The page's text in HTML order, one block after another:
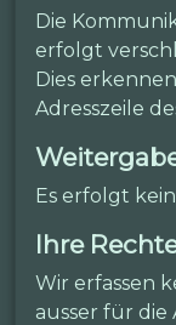
Die
erfolgt
Dies
Adresszeile
Es erfolgt
Ihre
Wir erfassen
ausser für